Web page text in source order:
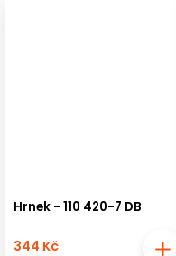
Hrnek - 110 420-7 DB
344 Kč